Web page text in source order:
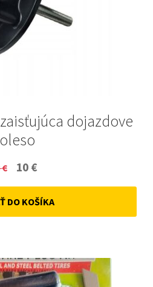
dojazdove
€
Original
price
was:
10 €
price
is:
DO KOŠÍKA